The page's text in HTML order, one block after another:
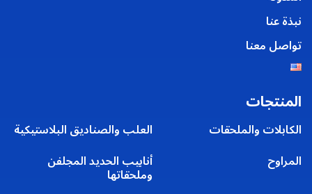
نبذة عنا
تواصل معنا
المنتجات
الكابلات والملحقات
العلب والصناديق البلاستيكية
المراوح
أنابيب الحديد المجلفن
وملحقاتها